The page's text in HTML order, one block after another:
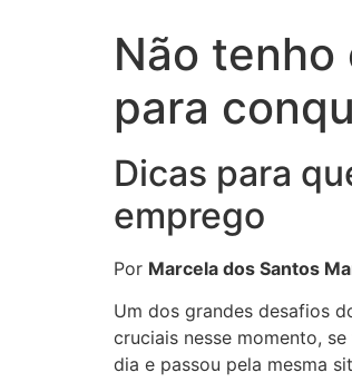
Não tenho
para
Dicas para
emprego
Por Marcela dos Santos
Um dos grandes desafios
cruciais nesse momento,
dia e passou pela mesma